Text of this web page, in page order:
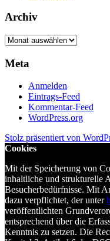
Archiv
Archiv
Meta
Anmelden
Eintrags-Feed
Kommentar-Feed
WordPress.org
Stolz präsentiert von
Cookies
Mit der Speicherung von
inhaltliche und strukturelle
Besucherbedürfnisse. Mit
dazu verpflichtet, der unter
veröffentlichten
entsprechend über die
Kenntnis zu setzen. Die